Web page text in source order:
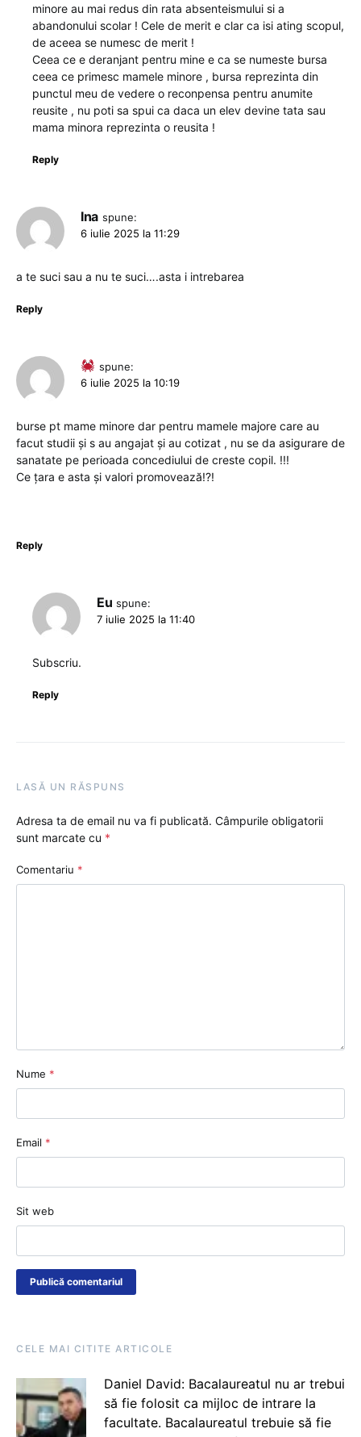
minore au mai redus din rata absenteismului si a
abandonului scolar ! Cele de merit e clar ca isi ating scopul,
de aceea se numesc de merit !
Ceea ce e deranjant pentru mine e ca se numeste bursa
ceea ce primesc mamele minore , bursa reprezinta din
punctul meu de vedere o reconpensa pentru anumite
reusite , nu poti sa spui ca daca un elev devine tata sau
mama minora reprezinta o reusita !
Reply
Ina spune:
6 iulie 2025 la 11:29
a te suci sau a nu te suci….asta i intrebarea
Reply
spune:
6 iulie 2025 la 10:19
burse pt mame minore dar pentru mamele majore care au
facut studii și s au angajat și au cotizat , nu se da asigurare de
sanatate pe perioada concediului de creste copil. !!!
Ce țara e asta și valori promovează!?!
Reply
Eu spune:
7 iulie 2025 la 11:40
Subscriu.
Reply
LASĂ UN RĂSPUNS
Adresa ta de email nu va fi publicată. Câmpurile obligatorii
sunt marcate cu *
Comentariu *
Nume *
Email *
Sit web
CELE MAI CITITE ARTICOLE
Daniel David: Bacalaureatul nu ar trebui
să fie folosit ca mijloc de intrare la
facultate. Bacalaureatul trebuie să fie